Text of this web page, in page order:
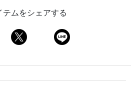
テムをシェアする